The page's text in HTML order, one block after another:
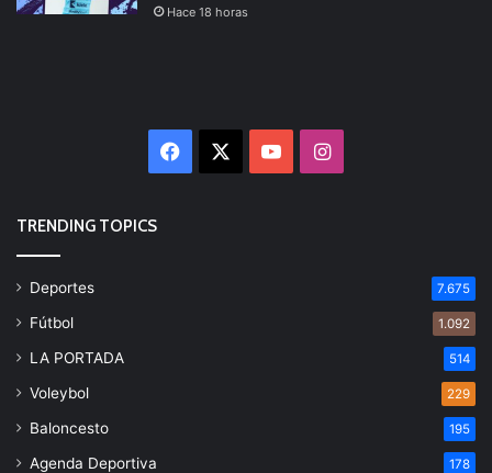
Hace 18 horas
Facebook YouTubeInstagram
TRENDING TOPICS
Deportes 7.675
Fútbol 1.092
LA PORTADA 514
Voleybol 229
Baloncesto 195
Agenda Deportiva 178